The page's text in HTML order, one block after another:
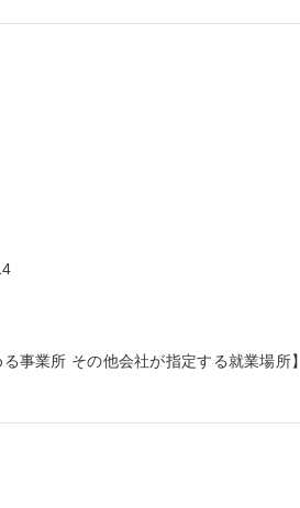
事業所 その他会社が指定する就業場所】